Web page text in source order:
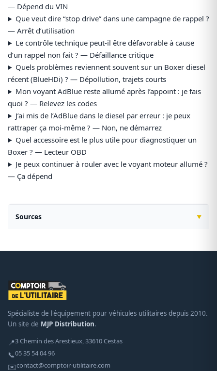
— Dépend du VIN
Que veut dire “stop drive” dans une campagne de rappel ?
— Arrêt d’utilisation
Le contrôle technique peut-il être défavorable à cause
d’un rappel non fait ? — Défaillance critique
Quels problèmes reviennent souvent sur un Boxer diesel
récent (BlueHDi) ? — Dépollution, trajets courts
Mon voyant AdBlue reste allumé après l’appoint : je fais
quoi ? — Relevez les codes
J’ai mis de l’AdBlue dans le diesel par erreur : je peux
rattraper ça moi-même ? — Non, ne démarrez
Quel accessoire est le plus utile pour diagnostiquer un
Boxer ? — Lecteur OBD
Je peux continuer à rouler avec le voyant moteur allumé ?
— Ça dépend
Sources
Spécialiste de l'équipement pour véhicules utilitaires depuis 2010.
Un site de MJP Distribution.
📍3 Chemin des Arestieux, 33610 Cestas
📞05 35 54 04 96
✉️contact@comptoir-utilitaire.com